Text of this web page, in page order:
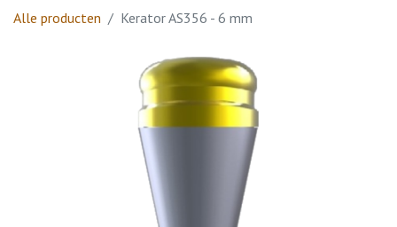
Alle producten
Kerator AS356 - 6 mm